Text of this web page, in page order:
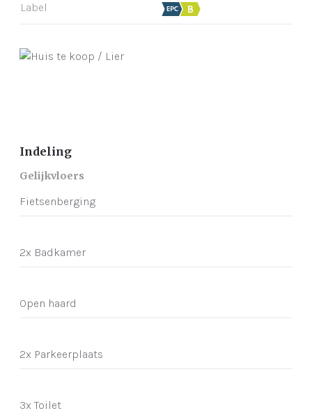
Label
Indeling
Gelijkvloers
Fietsenberging
2x Badkamer
Open haard
2x Parkeerplaats
3x Toilet